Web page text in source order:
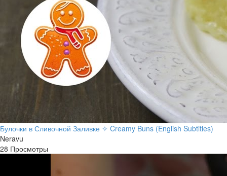
Булочки в Сливочной Заливке ✧ Creamy Buns (English Subtitles)
Neravu
28 Просмотры